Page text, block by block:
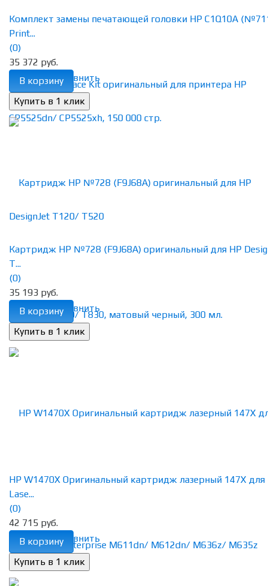
избранное сравнить
Комплект замены печатающей головки HP C1Q10A
Print...
(0)
35 372 руб.
В корзину
избранное сравнить
Картридж HP №728 (F9J68A) оригинальный для HP
T...
(0)
35 193 руб.
В корзину
избранное сравнить
HP W1470X Оригинальный картридж лазерный 147X для
Lase...
(0)
42 715 руб.
В корзину